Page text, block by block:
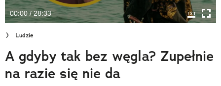
Cuda Polski
Wielki Konkurs Fotograficzny
Trendbook Podróżniczy
Polecane
00:00 / 28:33
Ludzie
A gdyby tak bez węgla? Zupełnie
na razie się nie da